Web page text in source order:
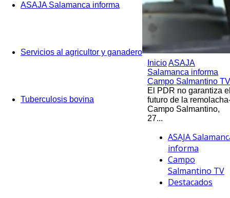
ASAJA Salamanca informa
Servicios al agricultor y ganadero
Tuberculosis bovina
InicioASAJA
Salamanca informa
Campo Salmantino TV
El PDR no garantiza
futuro de la
Campo Salmantino,
27...
ASAJA
informa
Campo
Salmantino TV
Destacados